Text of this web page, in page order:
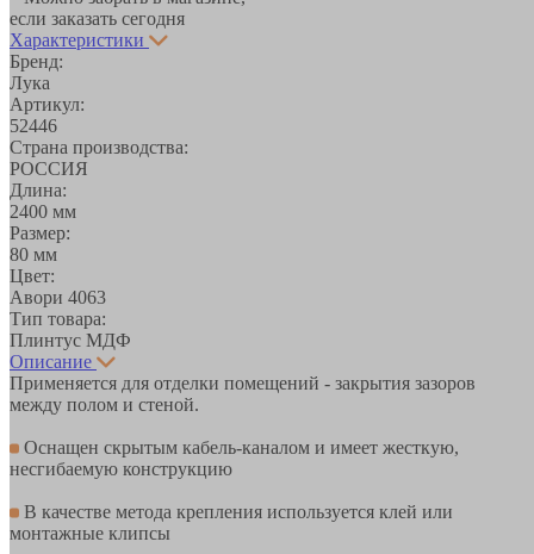
если заказать сегодня
Характеристики
Бренд:
Лука
Артикул:
52446
Страна производства:
РОССИЯ
Длина:
2400 мм
Размер:
80 мм
Цвет:
Авори 4063
Тип товара:
Плинтус МДФ
Описание
Применяется для отделки помещений - закрытия зазоров
между полом и стеной.
Оснащен скрытым кабель-каналом и имеет жесткую,
несгибаемую конструкцию
В качестве метода крепления используется клей или
монтажные клипсы